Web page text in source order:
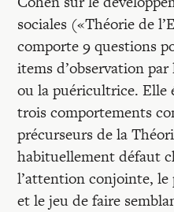
sociales («Théorie de
comporte 9 questions
items d’observation
ou la puéricultrice. Elle
trois comportements
précurseurs de la
habituellement défaut
l’attention conjointe,
et le jeu de faire